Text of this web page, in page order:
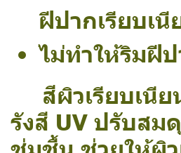
ฝีปากเรียบเนี
ไม่ทำให้ริมฝี
สีผิวเรียบเนีย
รังสี UV ปรับสม
ชุ่มชื้น ช่วยให้ผิว